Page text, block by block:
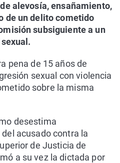
alevosía, ensañamiento,
de un delito cometido
subsiguiente a un
pena de 15 años de
sexual con violencia
sobre la misma
desestima
acusado contra la
de Justicia de
a su vez la dictada por